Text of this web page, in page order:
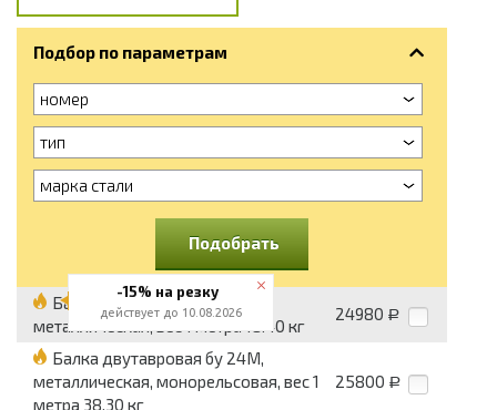
Подбор по параметрам
номер
тип
марка стали
Подобрать
Балка двутавровая бу 18,
металлическая, вес 1 метра 18.40 кг
24980 Р
Балка двутавровая бу 24М,
металлическая, монорельсовая, вес 1
метра 38.30 кг
25800 Р
-15% на резку
действует до 10.08.2026